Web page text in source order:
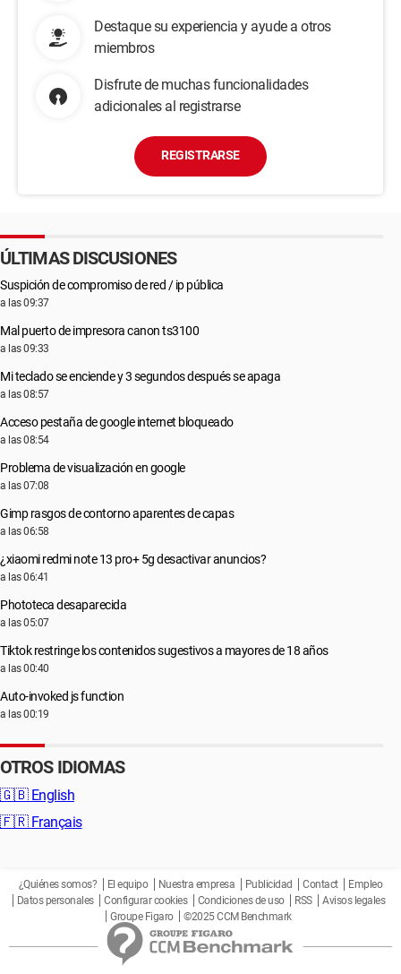
Destaque su experiencia y ayude a otros
miembros
Disfrute de muchas funcionalidades
adicionales al registrarse
REGISTRARSE
ÚLTIMAS DISCUSIONES
Suspición de compromiso de red / ip pública
a las 09:37
Mal puerto de impresora canon ts3100
a las 09:33
Mi teclado se enciende y 3 segundos después se apaga
a las 08:57
Acceso pestaña de google internet bloqueado
a las 08:54
Problema de visualización en google
a las 07:08
Gimp rasgos de contorno aparentes de capas
a las 06:58
¿xiaomi redmi note 13 pro+ 5g desactivar anuncios?
a las 06:41
Phototeca desaparecida
a las 05:07
Tiktok restringe los contenidos sugestivos a mayores de 18 años
a las 00:40
Auto-invoked js function
a las 00:19
OTROS IDIOMAS
🇬🇧 English
🇫🇷 Français
¿Quiénes somos? El equipo Nuestra empresa Publicidad Contact
Empleo
Datos personales
Configurar cookies Condiciones de uso RSS
Avisos legales
Groupe Figaro
©2025 CCM Benchmark